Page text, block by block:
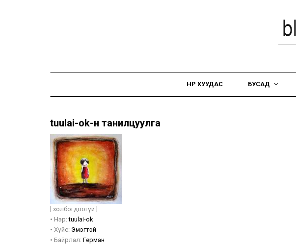
НҮҮР ХУУДАС БУСАД
tuulai-ok-н танилцуулга
[ холбогдоогүй ]
• Нэр: tuulai-ok
• Хүйс: Эмэгтэй
• Байрлал: Герман